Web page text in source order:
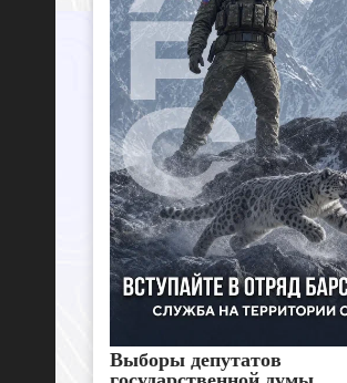
Выборы депутатов